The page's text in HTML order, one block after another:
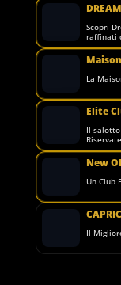
Scopri
raffinati
La
Elite
Il
New
Un Club
Il